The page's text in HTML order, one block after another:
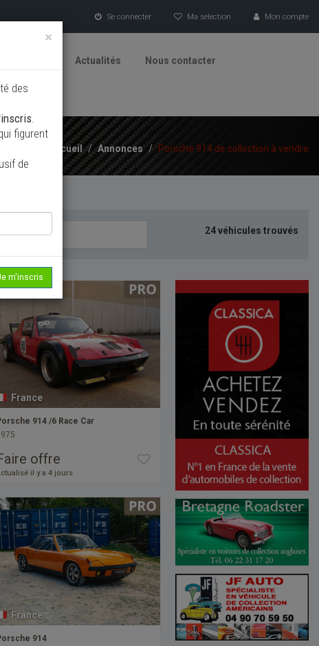
Se connecter Ma sélection Mon compte
Actualités Nous contacter
Accueil / Annonces / Porsche 914 de collection à vendre
24 véhicules trouvés
France
914 /6 Race Car
offre
il y a 4 jours
France
914
×
des
.
figurent
de
m'inscris